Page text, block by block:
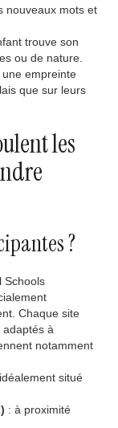
nouveaux mots et
trouve son
ou de nature.
empreinte
que sur leurs
les
?
Schools
Chaque site
à
notamment
situé
: à proximité